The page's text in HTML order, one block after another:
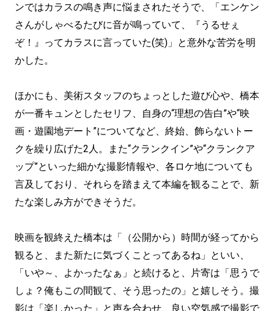
ンではカラスの鳴き声に悩まされたそうで、「エンケン
さんがしゃべるたびに音が鳴っていて、『うるせぇ
ぞ！』ってカラスに言っていた(笑)」と意外な苦労を明
かした。
ほかにも、美術スタッフのちょっとした遊び心や、橋本
が一番キュンとしたセリフ、自身の“理想の告白”や“映
画・遊園地デート”についてなど、終始、飾らないトー
クを繰り広げた2人。また“クランクイン”や“クランクア
ップ”といった細かな撮影情報や、各ロケ地についても
言及しており、それらを踏まえて本編を観ることで、新
たな楽しみ方ができそうだ。
映画を観終えた橋本は「（公開から）時間が経ってから
観ると、また新たに気づくことってあるね」といい、
「いや～、よかったなぁ」と続けると、片寄は「思うで
しょ？俺もこの間観て、そう思ったの」と嬉しそう。撮
影は「楽しかった」と声を合わせ、良い空気感で撮影で